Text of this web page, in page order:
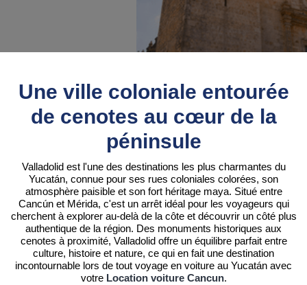
Une ville coloniale entourée
de cenotes au cœur de la
péninsule
Valladolid est l'une des destinations les plus charmantes du
Yucatán, connue pour ses rues coloniales colorées, son
atmosphère paisible et son fort héritage maya. Situé entre
Cancún et Mérida, c'est un arrêt idéal pour les voyageurs qui
cherchent à explorer au-delà de la côte et découvrir un côté plus
authentique de la région. Des monuments historiques aux
cenotes à proximité, Valladolid offre un équilibre parfait entre
culture, histoire et nature, ce qui en fait une destination
incontournable lors de tout voyage en voiture au Yucatán avec
votre Location voiture Cancun.